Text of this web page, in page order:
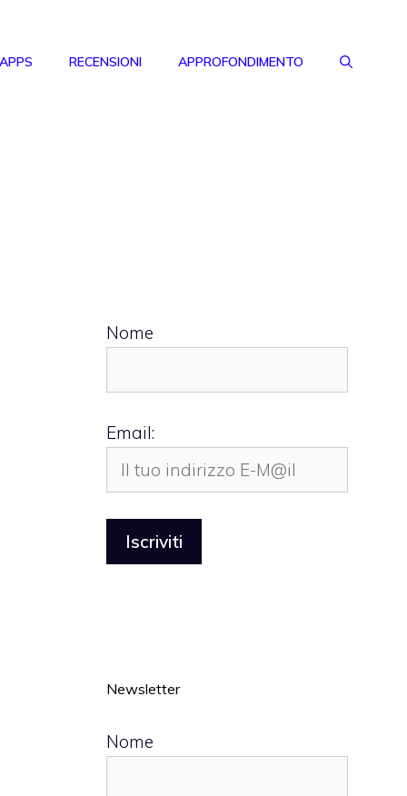
RECENSIONI APPROFONDIMENTO
Nome
Email:
Newsletter
Nome